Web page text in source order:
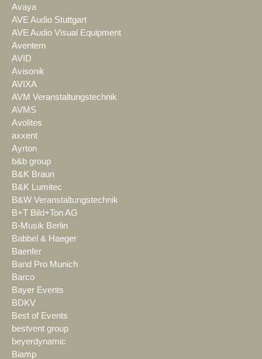
Avaya
AVE Audio Stuttgart
AVE Audio Visual Equipment
Aventem
AVID
Avisonik
AVIXA
AVM Veranstaltungstechnik
AVMS
Avolites
axxent
Ayrton
b&b group
B&K Braun
B&K Lumitec
B&W Veranstaltungstechnik
B+T Bild+Ton AG
B-Musik Berlin
Babbel & Haeger
Baenfer
Band Pro Munich
Barco
Bayer Events
BDKV
Best of Events
bestvent group
beyerdynamic
Biamp